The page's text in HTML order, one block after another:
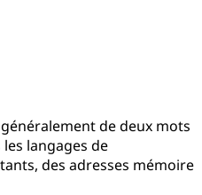
de deux mots
langages de
des adresses mémoire